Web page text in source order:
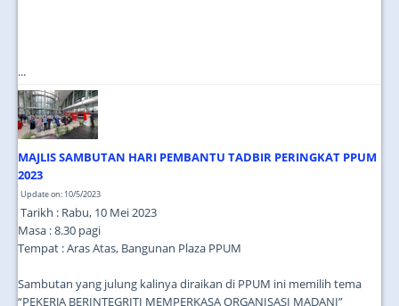
...
MAJLIS SAMBUTAN HARI PEMBANTU TADBIR PERINGKAT PPUM
2023
Update on: 10/5/2023
Tarikh : Rabu, 10 Mei 2023
Masa : 8.30 pagi
Tempat : Aras Atas, Bangunan Plaza PPUM
Sambutan yang julung kalinya diraikan di PPUM ini memilih tema
“PEKERJA BERINTEGRITI MEMPERKASA ORGANISASI MADANI”